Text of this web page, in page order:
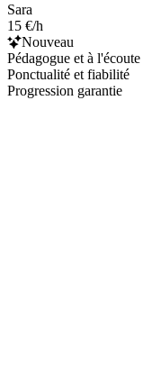
Sara
15 €/h
Nouveau
Pédagogue et à l'écoute
Ponctualité et fiabilité
Progression garantie